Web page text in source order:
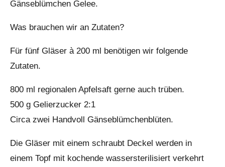
Gänseblümchen Gelee.
Was brauchen wir an Zutaten?
Für fünf Gläser à 200 ml benötigen wir folgende
Zutaten.
800 ml regionalen Apfelsaft gerne auch trüben.
500 g Gelierzucker 2:1
Circa zwei Handvoll Gänseblümchenblüten.
Die Gläser mit einem schraubt Deckel werden in
einem Topf mit kochende wassersterilisiert verkehrt